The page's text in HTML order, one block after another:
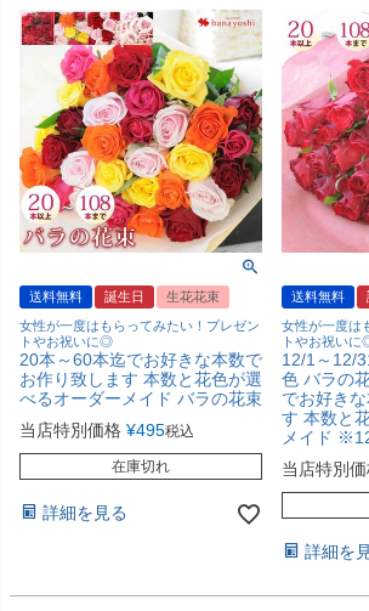
送料無料 誕生日
生花花束
女性が一度はもらってみたい！プレゼン
トやお祝いに◎
20本～60本迄でお好きな本数で
お作り致します 本数と花色が選
べるオーダーメイド バラの花束
当店特別価格 ¥495税込
在庫切れ
詳細を見る
送料無料
女性が一度は
トやお祝い
12/1～12/
色 バラの
でお好き
す 本数と
メイド
当店特別
詳細を